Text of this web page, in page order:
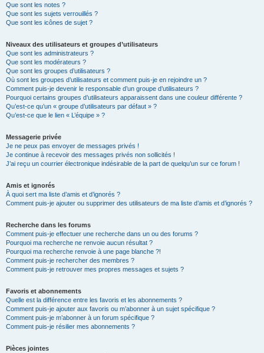
Que sont les notes ?
Que sont les sujets verrouillés ?
Que sont les icônes de sujet ?
Niveaux des utilisateurs et groupes d’utilisateurs
Que sont les administrateurs ?
Que sont les modérateurs ?
Que sont les groupes d’utilisateurs ?
Où sont les groupes d’utilisateurs et comment puis-je en rejoindre un ?
Comment puis-je devenir le responsable d’un groupe d’utilisateurs ?
Pourquoi certains groupes d’utilisateurs apparaissent dans une couleur différente ?
Qu’est-ce qu’un « groupe d’utilisateurs par défaut » ?
Qu’est-ce que le lien « L’équipe » ?
Messagerie privée
Je ne peux pas envoyer de messages privés !
Je continue à recevoir des messages privés non sollicités !
J’ai reçu un courrier électronique indésirable de la part de quelqu’un sur ce forum !
Amis et ignorés
À quoi sert ma liste d’amis et d’ignorés ?
Comment puis-je ajouter ou supprimer des utilisateurs de ma liste d’amis et d’ignorés ?
Recherche dans les forums
Comment puis-je effectuer une recherche dans un ou des forums ?
Pourquoi ma recherche ne renvoie aucun résultat ?
Pourquoi ma recherche renvoie à une page blanche ?!
Comment puis-je rechercher des membres ?
Comment puis-je retrouver mes propres messages et sujets ?
Favoris et abonnements
Quelle est la différence entre les favoris et les abonnements ?
Comment puis-je ajouter aux favoris ou m’abonner à un sujet spécifique ?
Comment puis-je m’abonner à un forum spécifique ?
Comment puis-je résilier mes abonnements ?
Pièces jointes